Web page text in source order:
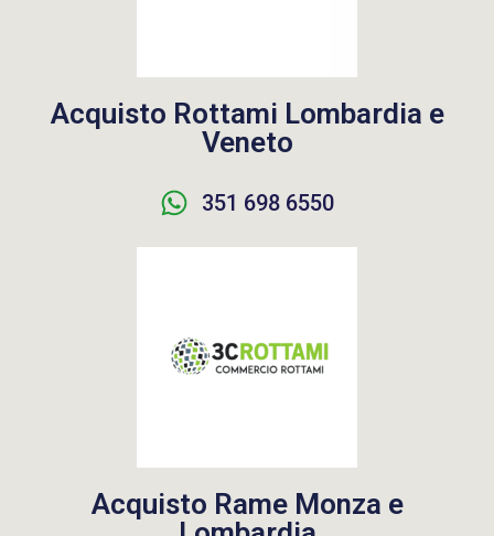
Acquisto Rottami Lombardia e
Veneto
351 698 6550
Acquisto Rame Monza e